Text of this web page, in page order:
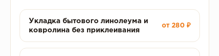
Укладка бытового линолеума и
ковролина без приклеивания
от 280 ₽